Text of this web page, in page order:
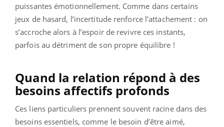
puissantes émotionnellement. Comme dans certains
jeux de hasard, l’incertitude renforce l’attachement : on
s’accroche alors à l’espoir de revivre ces instants,
parfois au détriment de son propre équilibre !
Quand la relation répond à des
besoins affectifs profonds
Ces liens particuliers prennent souvent racine dans des
besoins essentiels, comme le besoin d’être aimé,